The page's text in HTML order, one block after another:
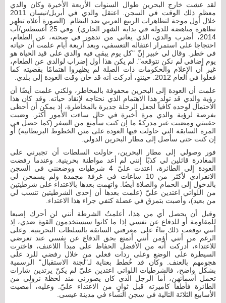
لقد عشت خارج البحرين طوال السنوات الأربعة الأخيرة وكان والدي
معظم ذلك الوقت في السجن. اعتقل والدي في أبريل/نيسان 2011
خلال أول موجة لتظاهرات الربيع العربي ضد النظام. (الصورة أعلاه تظهر
تظاهرة مناهضة للدولة في بداية الشهر الجاري). وفي 25 أغسطس/آب
2014، أضرب والدي، الذي يعاني من تدهور في صحته، عن الطعام،
احتجاجا على استمرار اعتقاله التعسفي، وبعد أربعة أيام علمت أن حياته
في خطر. وقال لي خبير إنّ "كل يوم يبقى فيه والدي على قيد الحياة هو
يوم إضافي لم نكن نتوقعه". لم يكن هذا أول إضراب لوالدي عن الطعام،
غير أن الإعلام والحكومات ذات الصلة لم يظهروا اهتمامًا بقضيته كما
فعلوا في العام 2012. حينئذٍ، أدركت أنه قد حان وقت العودة إلى بلدي.
علمت أن العودة إلى البحرين محفوفة بالمخاطر، ولكني علمت أيضًا أن
رؤية والدي قد تولد هذا الاهتمام الذي نحتاجه لإنقاد حياته. وقد كان هذا
الاحتمال لوحده كافياً لجعل الرحلة جديرة بالمخاطرة، إذ يمكن أن أحظى
بفرصة لرؤية والدي مرة أخيرة في حال ساءت الأمور أكثر. وضبت
حقيبتي ومضيت غير مدركةً ما إن كنت سأُمنع من السفر (كما حصل في
المرة السابقة التي حاولت فيها العودة على متن الخطوط البريطانية) أو
إن كنت حتى سأصل إلى مطار البحرين الدولي.
فور وصولي إلى مطار البحرين، حاولت السلطات أن تجبرني على
المغادرة قائلين لي كذبًا إنني لم أعد مواطنة بحرينية. وعندما رفضت
العودة إلى الطائرة، اعتدت عليّ 4 شرطيات ووضعنني في السجن
الانفرادي لأكثر من 10 ساعات في غرفة مجمدة ولم يسمحن لي
بالدخول إلى الحمام والصلاة أيضًا. واتهمت بعدها بالاعتداء على شرطيتين
من اللواتي اعتدين عليّ (علمت بعدها أن إحدى الشرطيتين تنسب لي
من بعيد)، وأصبت بتمزق في عضلة كتفي جراء هذا الاعتداء.
وقبل أن يحصل أي من هذا، أعلمتُ الشرطة أنني لن أحرك إصبعا
للمقاومة أو للدفاع عن نفسي إذا ما كانوا سيستخدمون القوة ضدي، إذ
أنني توقعت ذلك بناءً على معرفتي السابقة بالسلطات البحرينية. وعلى
الرغم من أنني أؤمن أنني أتمتع بحق الدفاع عن نفسي عند تعرضي
للاعتداء، أدركت أنه من الأفضل الحفاظ على مبدأ اللاعنف، فاخترت
السيطرة على الوضع وعلى ردات فعلي من خلال رفضي للرد على
هجومهم بالعنف. وكان قد خُطط بعناية لـ"لجنة الاستقبال" الرسمية
بشكل واضح، فالشرطيات اللواتي اعتدين عليّ لم يكنّ يرتدين شارات
تحمل أسمائهن، أما الرجل الذي كان يصورني منذ لحظة نزولي من
الطائرة فأطفأ كاميرته قبل ثوانٍ من الاعتداء عليّ. وعليه، أمضيت
الأسابيع الثلاثة التالية في سجن النساء في مدينة عيسى.